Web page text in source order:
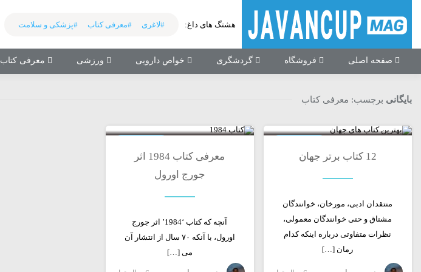
هشتگ های داغ: #لاغری #معرفی کتاب #پزشکی و سلامت
صفحه اصلی فروشگاه گردشگری خواص دارویی ورزشی معرفی کتاب
بایگانی برچسب: معرفی کتاب
0
12 کتاب برتر جهان
منتقدان ادبی، مورخان، خوانندگان
مشتاق و حتی خوانندگان معمولی،
نظرات متفاوتی درباره اینکه کدام
رمان […]
0
معرفی کتاب 1984 اثر
جورج اورول
آنچه که کتاب ‘1984’ اثر جورج
اورول، با آنکه ۷۰ سال از انتشار آن
می […]